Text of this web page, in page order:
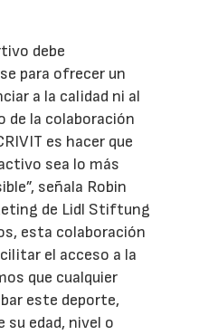
debe
para ofrecer un
a la calidad ni al
de la colaboración
es hacer que
sea lo más
señala Robin
de Lidl Stiftung
esta colaboración
el acceso a la
que cualquier
este deporte,
su edad, nivel o